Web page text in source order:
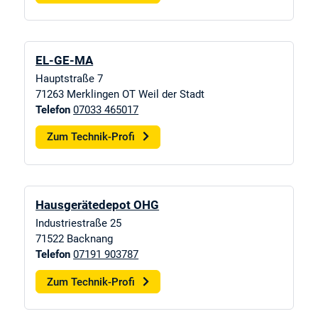
EL-GE-MA
Hauptstraße 7
71263 Merklingen OT Weil der Stadt
Telefon 07033 465017
Zum Technik-Profi
Hausgerätedepot OHG
Industriestraße 25
71522 Backnang
Telefon 07191 903787
Zum Technik-Profi